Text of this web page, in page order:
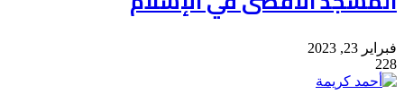
فبراير 23, 2023
228